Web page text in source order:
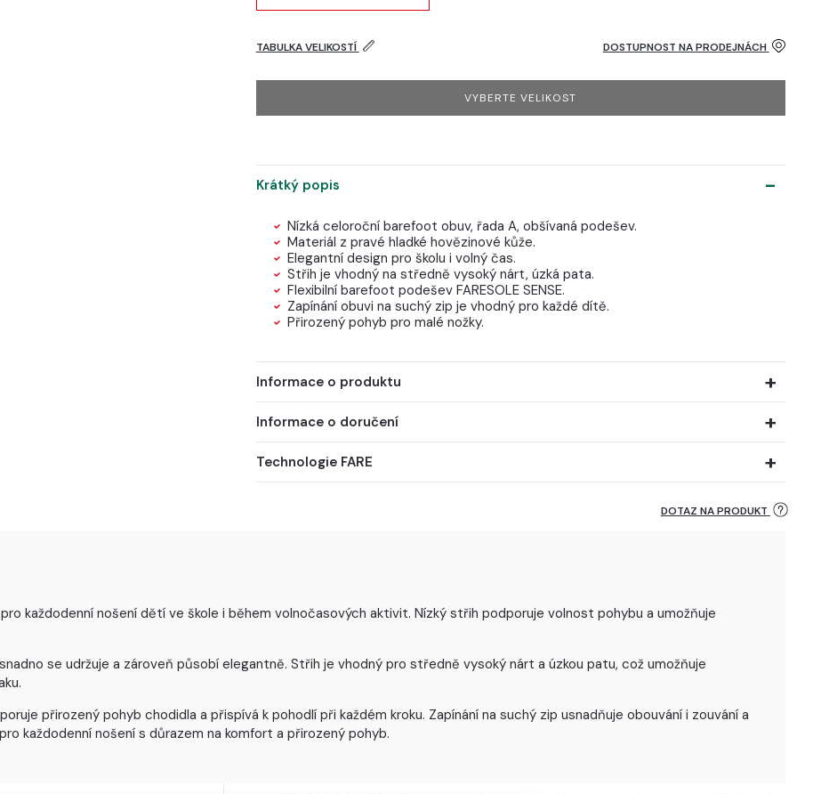
TABULKA VELIKOSTÍ DOSTUPNOST NA PRODEJNÁCH
VYBERTE VELIKOST
Krátký popis
Nízká celoroční barefoot obuv, řada A, obšívaná podešev.
Materiál z pravé hladké hovězinové kůže.
Elegantní design pro školu i volný čas.
Střih je vhodný na středně vysoký nárt, úzká pata.
Flexibilní barefoot podešev FARESOLE SENSE.
Zapínání obuvi na suchý zip je vhodný pro každé dítě.
Přirozený pohyb pro malé nožky.
Informace o produktu
Informace o doručení
Technologie FARE
DOTAZ NA PRODUKT
každodenní nošení dětí ve škole i během volnočasových aktivit. Nízký střih podporuje volnost pohybu a umožňuje
se udržuje a zároveň působí elegantně. Střih je vhodný pro středně vysoký nárt a úzkou patu, což umožňuje
přirozený pohyb chodidla a přispívá k pohodlí při každém kroku. Zapínání na suchý zip usnadňuje obouvání i zouvání a
každodenní nošení s důrazem na komfort a přirozený pohyb.